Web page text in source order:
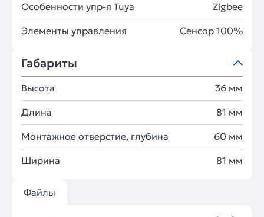
Особенности упр-я Tuya Zigbee
Элементы управления Сенсор 100%
Габариты
Высота 36 мм
Длина 81 мм
Монтажное отверстие, глубина 60 мм
Ширина 81 мм
Файлы